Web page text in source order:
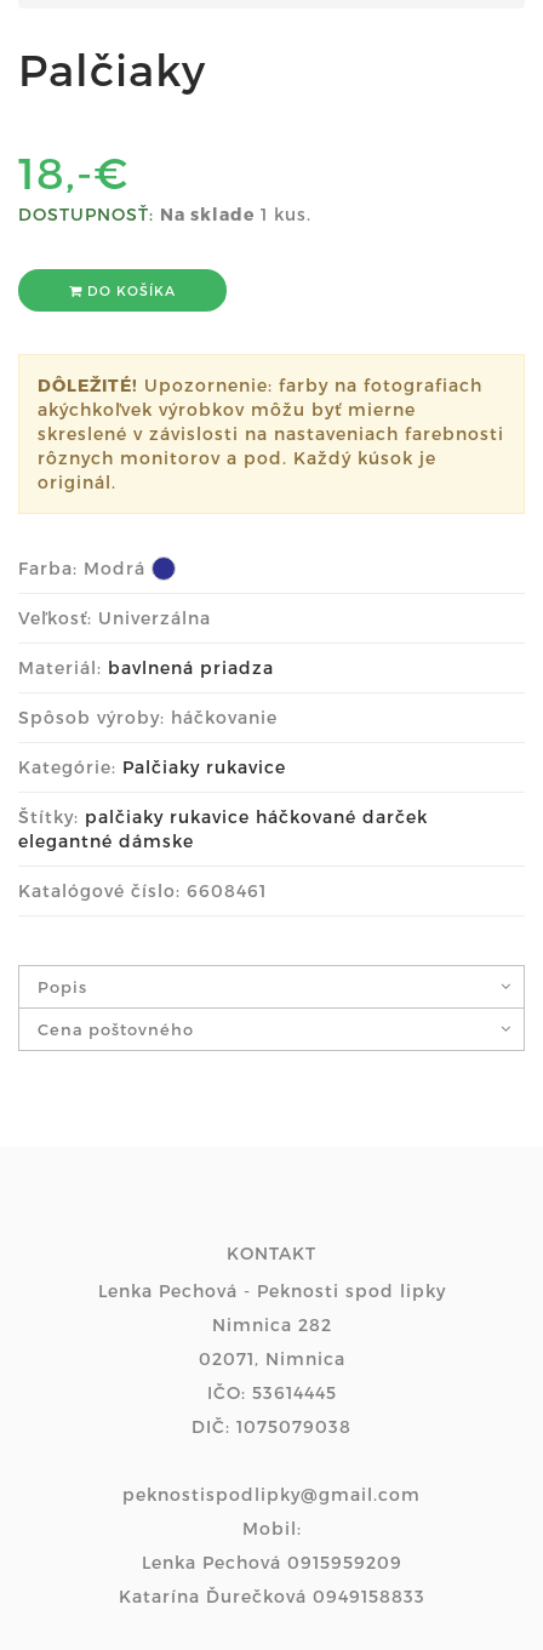
Palčiaky
18,-€
DOSTUPNOSŤ: Na sklade 1 kus.
DO KOŠÍKA
DÔLEŽITÉ! Upozornenie: farby na fotografiach
akýchkoľvek výrobkov môžu byť mierne
skreslené v závislosti na nastaveniach farebnosti
rôznych monitorov a pod. Každý kúsok je
originál.
Farba: Modrá
Veľkosť: Univerzálna
Materiál: bavlnená priadza
Spôsob výroby: háčkovanie
Kategórie: Palčiaky rukavice
Štítky: palčiaky rukavice háčkované darček
elegantné dámske
Katalógové číslo: 6608461
Popis
Cena poštovného
KONTAKT
Lenka Pechová - Peknosti spod lipky
Nimnica 282
02071, Nimnica
IČO: 53614445
DIČ: 1075079038
peknostispodlipky@gmail.com
Mobil:
Lenka Pechová 0915959209
Katarína Ďurečková 0949158833